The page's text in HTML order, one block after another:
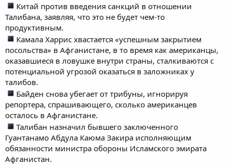
Китай против введения санкций в отношении
Талибана, заявляя, что это не будет чем-то
продуктивным.
Камала Харрис хвастается «успешным закрытием
посольства» в Афганистане, в то время как американцы,
оказавшиеся в ловушке внутри страны, сталкиваются с
потенциальной угрозой оказаться в заложниках у
талибов.
Байден снова убегает от трибуны, игнорируя
репортера, спрашивающего, сколько американцев
осталось в Афганистане.
Талибан назначил бывшего заключенного
Гуантанамо Абдула Каюма Закира исполняющим
обязанности министра обороны Исламского эмирата
Афганистан.